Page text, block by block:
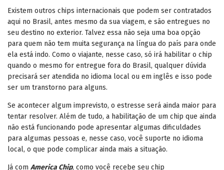
Existem outros chips internacionais que podem ser contratados
aqui no Brasil, antes mesmo da sua viagem, e são entregues no
seu destino no exterior. Talvez essa não seja uma boa opção
para quem não tem muita segurança na língua do país para onde
ela está indo. Como o viajante, nesse caso, só irá habilitar o chip
quando o mesmo for entregue fora do Brasil, qualquer dúvida
precisará ser atendida no idioma local ou em inglês e isso pode
ser um transtorno para alguns.
Se acontecer algum imprevisto, o estresse será ainda maior para
tentar resolver. Além de tudo, a habilitação de um chip que ainda
não está funcionando pode apresentar algumas dificuldades
para algumas pessoas e, nesse caso, você suporte no idioma
local, o que pode complicar ainda mais a situação.
Já com America Chip, como você recebe seu chip